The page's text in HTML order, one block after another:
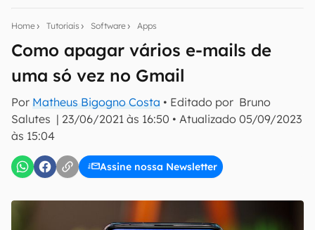
Home Tutoriais Software Apps
Como apagar vários e-mails de
uma só vez no Gmail
Por Matheus Bigogno Costa • Editado por Bruno
Salutes | 23/06/2021 às 16:50 • Atualizado 05/09/2023
às 15:04
Assine nossa Newsletter
inscreva-se
Confirmo que li, aceito e concordo com os Termos de
Uso e Política de Privacidade do Canaltech.